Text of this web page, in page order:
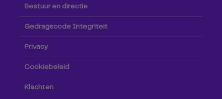
Bestuur en directie
Gedragscode Integriteit
Privacy
Cookiebeleid
Klachten